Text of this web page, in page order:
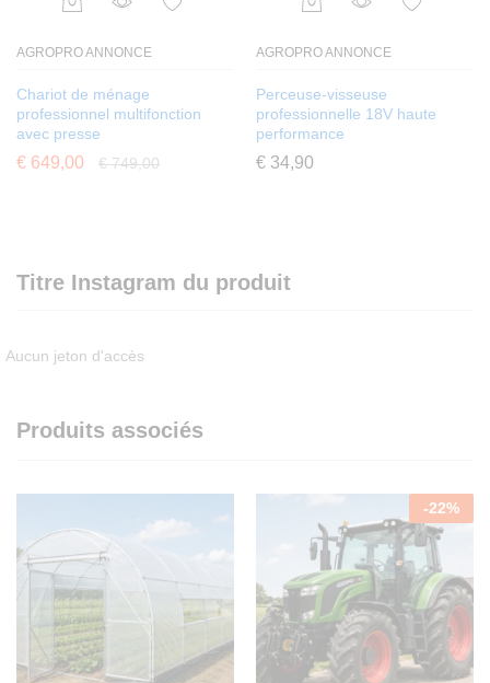
AGROPRO ANNONCE
Chariot de ménage
professionnel multifonction
avec presse
€ 649,00 €749,00
AGROPRO ANNONCE
Perceuse-visseuse
professionnelle 18V haute
performance
€ 34,90
Titre Instagram du produit
Aucun jeton d'accès
Produits associés
-22%